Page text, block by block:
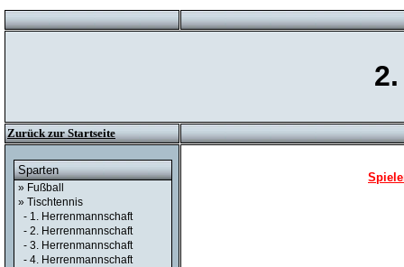
Zurück zur Startseite
Sparten
» Fußball
» Tischtennis
- 1. Herrenmannschaft
- 2. Herrenmannschaft
- 3. Herrenmannschaft
- 4. Herrenmannschaft